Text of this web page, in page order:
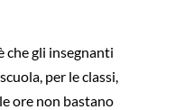
che gli insegnanti
per le classi,
ore non bastano